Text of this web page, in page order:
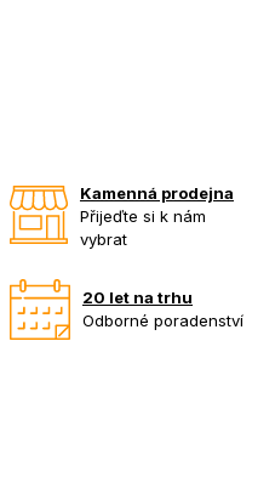
Kamenná prodejna
Přijeďte si k nám
vybrat
20 let na trhu
Odborné poradenství